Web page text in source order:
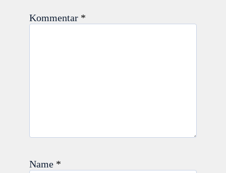
Kommentar *
Name *